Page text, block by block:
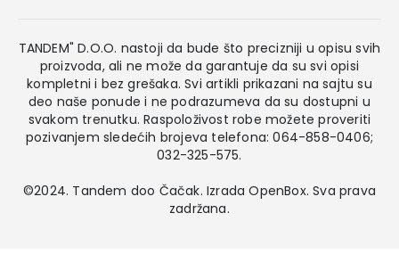
TANDEM" D.O.O. nastoji da bude što precizniji u opisu svih
proizvoda, ali ne može da garantuje da su svi opisi
kompletni i bez grešaka. Svi artikli prikazani na sajtu su
deo naše ponude i ne podrazumeva da su dostupni u
svakom trenutku. Raspoloživost robe možete proveriti
pozivanjem sledećih brojeva telefona: 064-858-0406;
032-325-575.
©2024. Tandem doo Čačak. IzradaOpenBox. Sva prava
zadržana.